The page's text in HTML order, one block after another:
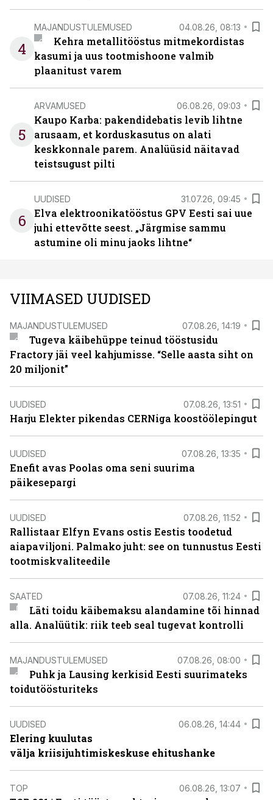
4
MAJANDUSTULEMUSED 04.08.26, 08:13
Kehra metallitööstus mitmekordistas
kasumi ja uus tootmishoone valmib
plaanitust varem
5
ARVAMUSED 06.08.26, 09:03
Kaupo Karba: pakendidebatis levib lihtne
arusaam, et korduskasutus on alati
keskkonnale parem. Analüüsid näitavad
teistsugust pilti
6
UUDISED 31.07.26, 09:45
Elva elektroonikatööstus GPV Eesti sai uue
juhi ettevõtte seest. „Järgmise sammu
astumine oli minu jaoks lihtne“
VIIMASED UUDISED
MAJANDUSTULEMUSED 07.08.26, 14:19
Tugeva käibehüppe teinud tööstusidu
Fractory jäi veel kahjumisse. “Selle aasta siht on
20 miljonit”
UUDISED 07.08.26, 13:51
Harju Elekter pikendas CERNiga koostöölepingut
UUDISED 07.08.26, 13:35
Enefit avas Poolas oma seni suurima
päikesepargi
UUDISED 07.08.26, 11:52
Rallistaar Elfyn Evans ostis Eestis toodetud
aiapaviljoni. Palmako juht: see on tunnustus Eesti
tootmiskvaliteedile
SAATED 07.08.26, 11:24
Läti toidu käibemaksu alandamine tõi hinnad
alla. Analüütik: riik teeb seal tugevat kontrolli
MAJANDUSTULEMUSED 07.08.26, 08:00
Puhk ja Lausing kerkisid Eesti suurimateks
toidutöösturiteks
UUDISED 06.08.26, 14:44
Elering kuulutas
välja kriisijuhtimiskeskuse ehitushanke
TOP 06.08.26, 13:07